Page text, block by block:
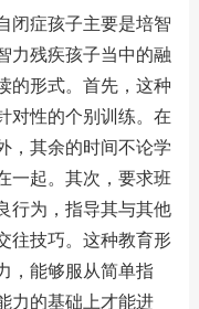
闭症孩子主要是培智
力残疾孩子当中的融
的形式。首先，这种
对性的个别训练。在
，其余的时间不论学
一起。其次，要求班
行为，指导其与其他
往技巧。这种教育形
，能够服从简单指
力的基础上才能进